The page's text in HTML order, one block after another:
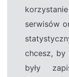
serwisów
chcesz,
były